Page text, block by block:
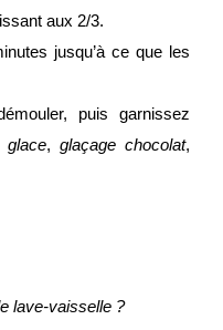
aux 2/3.
jusqu’à ce que les
puis garnissez
glace, glaçage chocolat,
lave-vaisselle ?